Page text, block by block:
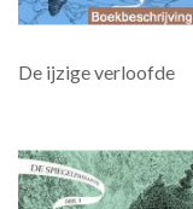
De ijzige verloofde